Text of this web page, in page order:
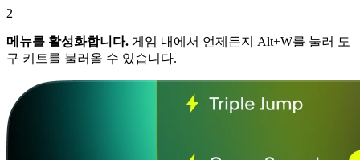
2
메뉴를 활성화합니다. 게임 내에서 언제든지 Alt+W를 눌러 도
구 키트를 불러올 수 있습니다.